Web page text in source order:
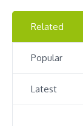
Related
Popular
Latest